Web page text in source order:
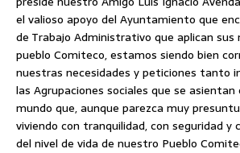
el valioso apoyo del Ayuntamiento que
de Trabajo Administrativo que aplican sus
pueblo Comiteco, estamos siendo bien
nuestras necesidades y peticiones tanto
las Agrupaciones sociales que se
mundo que, aunque parezca muy
viviendo con tranquilidad, con seguridad y
del nivel de vida de nuestro Pueblo